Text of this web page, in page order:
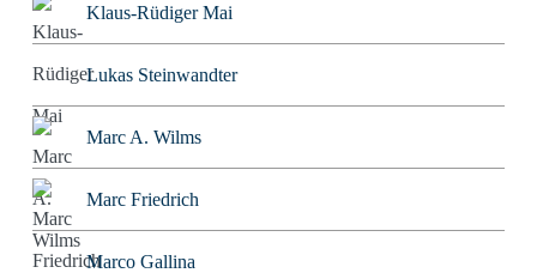
Klaus-Rüdiger Mai
Lukas Steinwandter
Marc A. Wilms
Marc Friedrich
Marco Gallina